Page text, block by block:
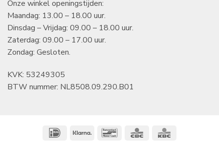
Onze winkel openingstijden:
Maandag: 13.00 – 18.00 uur.
Dinsdag – Vrijdag: 09.00 – 18.00 uur.
Zaterdag: 09.00 – 17.00 uur.
Zondag: Gesloten.
KVK: 53249305
BTW nummer: NL8508.09.290.B01
IDeal Klarna BancontactCBC